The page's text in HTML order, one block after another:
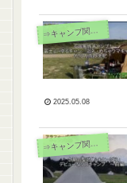
⇒
キャンプ関連記事
2025.05.08
⇒
キャンプ関連記事